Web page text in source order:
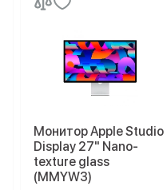
Монитор Apple Studio
Display 27" Nano-
texture glass
(MMYW3)